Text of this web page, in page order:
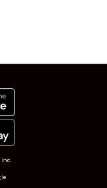
Inc.